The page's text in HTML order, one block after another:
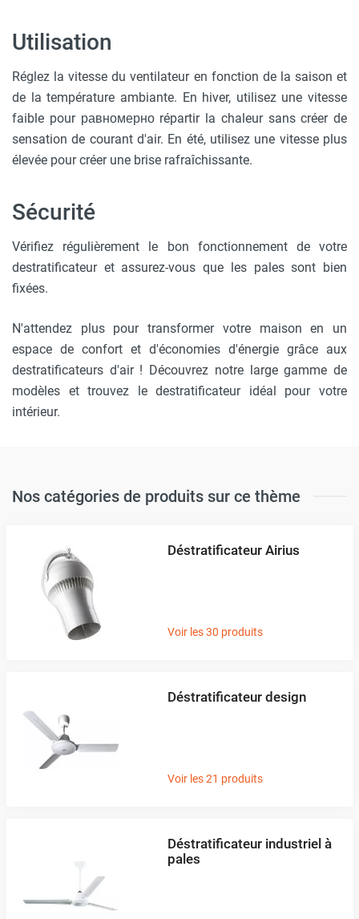
Utilisation
Réglez la vitesse du ventilateur en fonction de la saison et
de la température ambiante. En hiver, utilisez une vitesse
faible pour равномерно répartir la chaleur sans créer de
sensation de courant d'air. En été, utilisez une vitesse plus
élevée pour créer une brise rafraîchissante.
Sécurité
Vérifiez régulièrement le bon fonctionnement de votre
destratificateur et assurez-vous que les pales sont bien
fixées.
N'attendez plus pour transformer votre maison en un
espace de confort et d'économies d'énergie grâce aux
destratificateurs d'air ! Découvrez notre large gamme de
modèles et trouvez le destratificateur idéal pour votre
intérieur.
Nos catégories de produits sur ce thème
Déstratificateur Airius
Voir les 30 produits
Déstratificateur design
Voir les 21 produits
Déstratificateur industriel à
pales